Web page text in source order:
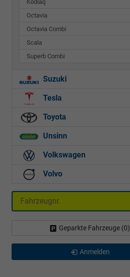
Kodiaq
Octavia
Octavia Combi
Scala
Superb Combi
Suzuki
Tesla
Toyota
Unsinn
Volkswagen
Volvo
Fahrzeugnr.
Geparkte Fahrzeuge (0)
Anmelden